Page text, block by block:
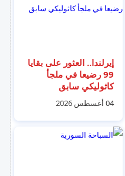
إيرلندا.. العثور على بقايا
99 رضيعا في ملجأ
كاثوليكي سابق
04 أغسطس 2026